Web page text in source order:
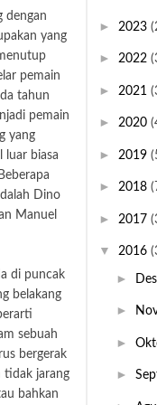
dengan
yang
pemain
tahun
pemain
yang
luar biasa
Dino
Manuel
di puncak
belakang
sebuah
bergerak
tidak jarang
bahkan
► 2023
► 2022
► 2021
► 2020
► 2019
► 2018
► 2017
▼ 2016
►
►
►
►